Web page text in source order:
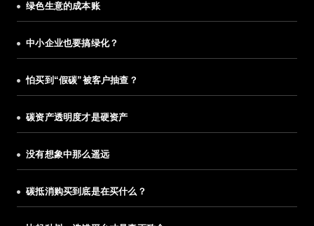
绿色生意的成本账
中小企业也要搞绿化？
怕买到“假碳”被客户抽查？
碳资产透明度才是硬资产
没有想象中那么遥远
碳抵消购买到底是在买什么？